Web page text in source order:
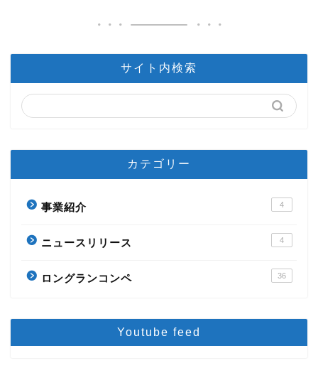
サイト内検索
カテゴリー
事業紹介 4
ニュースリリース 4
ロングランコンペ 36
Youtube feed